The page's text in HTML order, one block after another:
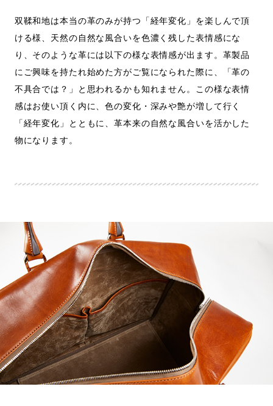
双鞣和地は本当の革のみが持つ「経年変化」を楽しんで頂
ける様、天然の自然な風合いを色濃く残した表情感にな
り、そのような革には以下の様な表情感が出ます。革製品
にご興味を持たれ始めた方がご覧になられた際に、「革の
不具合では？」と思われるかも知れません。この様な表情
感はお使い頂く内に、色の変化・深みや艶が増して行く
「経年変化」とともに、革本来の自然な風合いを活かした
物になります。